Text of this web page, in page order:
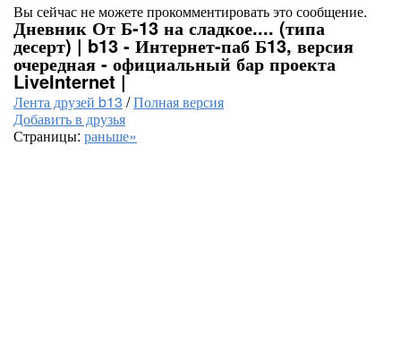
Вы сейчас не можете прокомментировать это сообщение.
Дневник От Б-13 на сладкое.... (типа
десерт) | b13 - Интернет-паб Б13, версия
очередная - официальный бар проекта
LiveInternet |
Лента друзей b13 /Полная версия
Добавить в друзья
Страницы: раньше»